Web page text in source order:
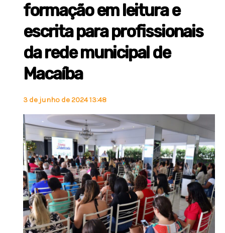
formação em leitura e
escrita para profissionais
da rede municipal de
Macaíba
3 de junho de 2024 13:48